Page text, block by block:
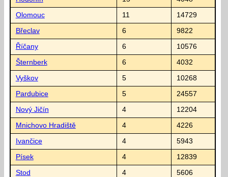
Olomouc 11 14729
Břeclav 6 9822
Říčany 6 10576
Šternberk 6 4032
Vyškov 5 10268
Pardubice 5 24557
Nový Jičín 4 12204
Mnichovo Hradiště 4 4226
Ivančice 4 5943
Písek 4 12839
Stod 4 5606